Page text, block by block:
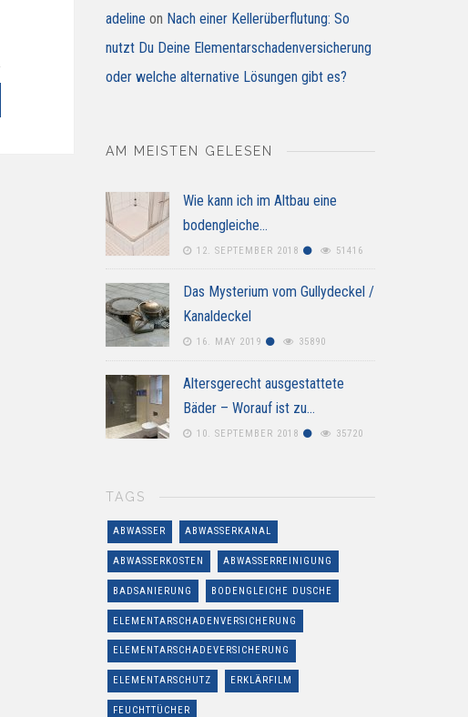
adeline on Nach einer Kellerüberflutung: So
nutzt Du Deine Elementarschadenversicherung
oder welche alternative Lösungen gibt es?
AM MEISTEN GELESEN
Wie kann ich im Altbau eine
bodengleiche…
12. SEPTEMBER 2018 51416
Das Mysterium vom Gullydeckel /
Kanaldeckel
16. MAY 2019 35890
Altersgerecht ausgestattete
Bäder – Worauf ist zu…
10. SEPTEMBER 2018 35720
TAGS
ABWASSER ABWASSERKANAL
ABWASSERKOSTEN ABWASSERREINIGUNG
BADSANIERUNG BODENGLEICHE DUSCHE
ELEMENTARSCHADENVERSICHERUNG
ELEMENTARSCHADEVERSICHERUNG
ELEMENTARSCHUTZ ERKLÄRFILM
FEUCHTTÜCHER